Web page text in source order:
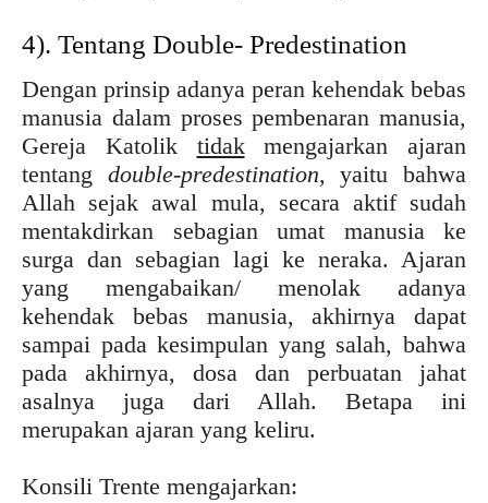
4). Tentang Double- Predestination
Dengan prinsip adanya peran kehendak bebas
manusia dalam proses pembenaran manusia,
Gereja Katolik tidakmengajarkan ajaran
tentang double-predestination, yaitu bahwa
Allah sejak awal mula, secara aktif sudah
mentakdirkan sebagian umat manusia ke
surga dan sebagian lagi ke neraka. Ajaran
yang mengabaikan/ menolak adanya
kehendak bebas manusia, akhirnya dapat
sampai pada kesimpulan yang salah, bahwa
pada akhirnya, dosa dan perbuatan jahat
asalnya juga dari Allah. Betapa ini
merupakan ajaran yang keliru.
Konsili Trente mengajarkan: